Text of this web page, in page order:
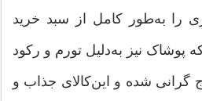
را به‌طور کامل از سبد خرید
نیز به‌دلیل تورم و رکود
گرانی شده و این‌کالای جذاب و